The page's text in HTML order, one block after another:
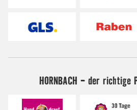
HORNBACH - der